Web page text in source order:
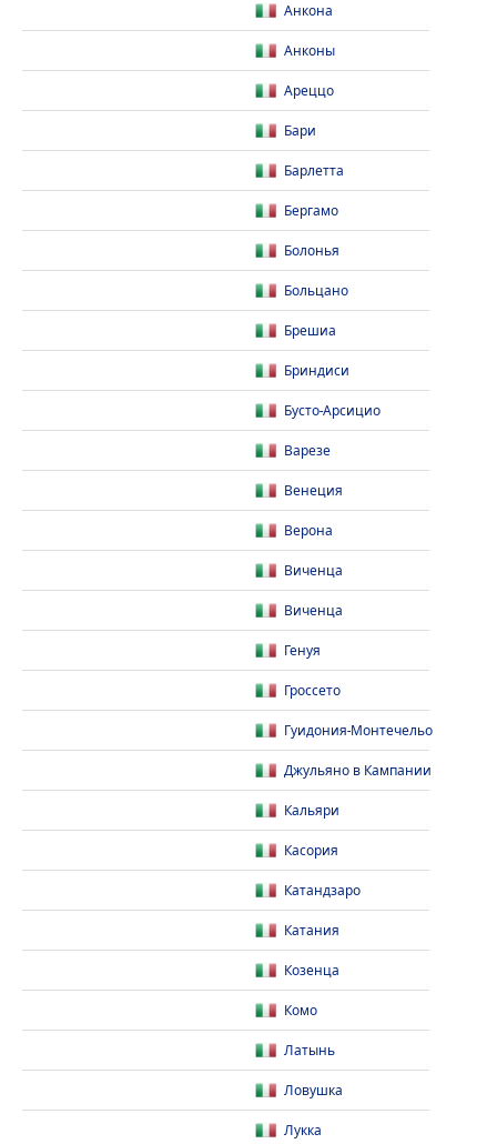
Анкона
Анконы
Ареццо
Бари
Барлетта
Бергамо
Болонья
Больцано
Брешиа
Бриндиси
Бусто-Арсицио
Варезе
Венеция
Верона
Виченца
Виченца
Генуя
Гроссето
Гуидония-Монтечельо
Джульяно в Кампании
Кальяри
Касория
Катандзаро
Катания
Козенца
Комо
Латынь
Ловушка
Лукка